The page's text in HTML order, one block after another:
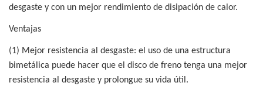
desgaste y con un mejor rendimiento de disipación de calor.
Ventajas
(1) Mejor resistencia al desgaste: el uso de una estructura
bimetálica puede hacer que el disco de freno tenga una mejor
resistencia al desgaste y prolongue su vida útil.